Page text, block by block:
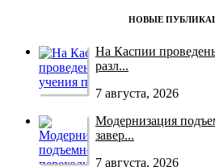
НОВЫЕ
На Каспии
разл...
7 августа, 2026
Модернизация
завер...
7 августа, 2026